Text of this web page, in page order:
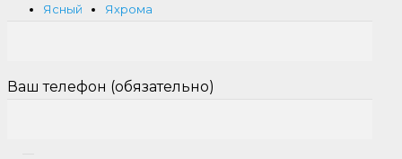
Ясный
Яхрома
Ваш телефон (обязательно)